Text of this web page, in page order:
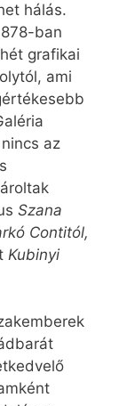
hálás.
ban
grafikai
ami
az
Szana
Contitól,
Kubinyi